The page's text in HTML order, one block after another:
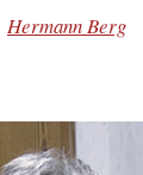
Hermann Berg